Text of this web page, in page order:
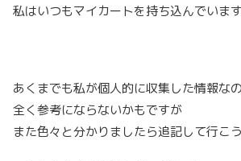
私はいつもマイカートを持ち込んでいま
あくまでも私が個人的に収集した情報な
全く参考にならないかもですが
また色々と分かりましたら追記して行こ